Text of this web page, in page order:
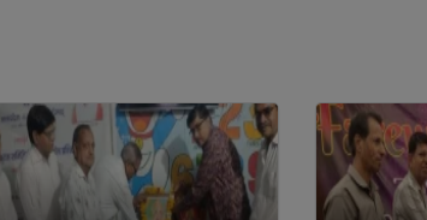
में नई तकनीक व कौशल विकास का नया अध्याय, 500
केन्द्र को मिला एक चिकित्सक, स्थानीय जनप्रतिनिधियों ने किया
प्रखंड कार्यालय के सभागार भवन मे आने वाले 15 अगस्त की